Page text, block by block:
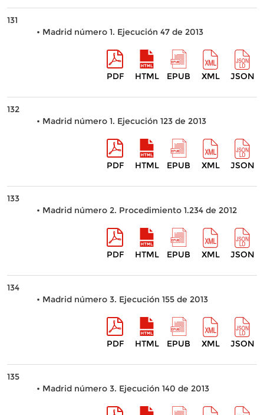
131
• Madrid número 1. Ejecución 47 de 2013
PDF HTML EPUB XML JSON
132
• Madrid número 1. Ejecución 123 de 2013
PDF HTML EPUB XML JSON
133
• Madrid número 2. Procedimiento 1.234 de 2012
PDF HTML EPUB XML JSON
134
• Madrid número 3. Ejecución 155 de 2013
PDF HTML EPUB XML JSON
135
• Madrid número 3. Ejecución 140 de 2013